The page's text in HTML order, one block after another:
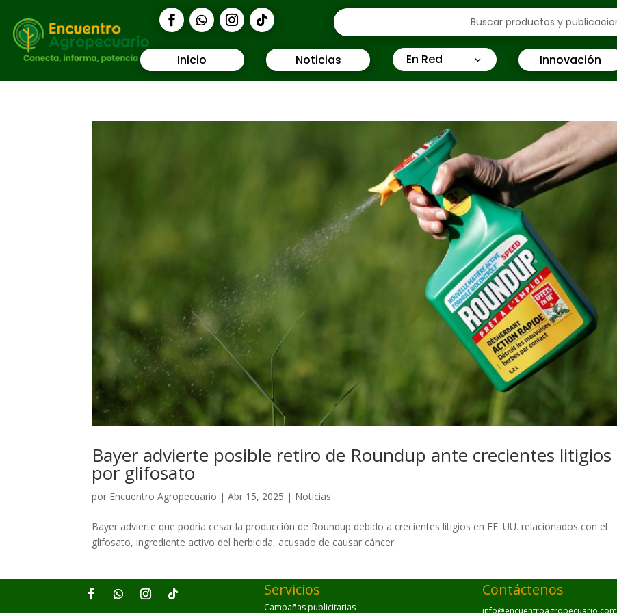
Inicio Noticias En Red Innovación
Bayer advierte posible retiro de Roundup ante crecientes litigios
por glifosato
por Encuentro Agropecuario |Abr 15, 2025 | Noticias
Bayer advierte que podría cesar la producción de Roundup debido a crecientes litigios en EE. UU. relacionados con el
glifosato, ingrediente activo del herbicida, acusado de causar cáncer.​
Servicios
Campañas publicitarias
Contáctenos
info@encuentroagropecuario.com